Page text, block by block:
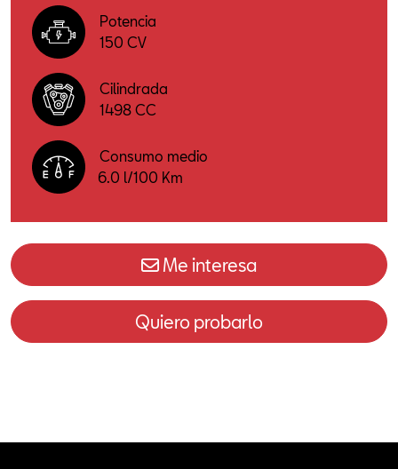
Potencia
150 CV
Cilindrada
1498 CC
Consumo medio
6.0 l/100 Km
Me interesa
Quiero probarlo